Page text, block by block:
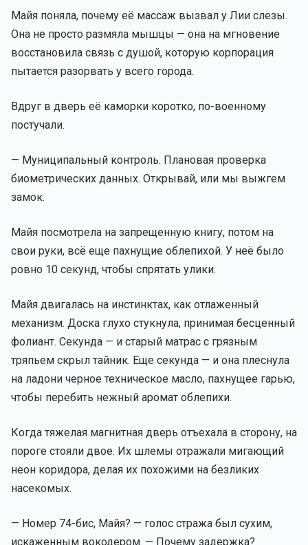
Майя поняла, почему её массаж вызвал у Лии слезы.
Она не просто размяла мышцы — она на мгновение
восстановила связь с душой, которую корпорация
пытается разорвать у всего города.
Вдруг в дверь её каморки коротко, по-военному
постучали.
— Муниципальный контроль. Плановая проверка
биометрических данных. Открывай, или мы выжгем
замок.
Майя посмотрела на запрещенную книгу, потом на
свои руки, всё еще пахнущие облепихой. У неё было
ровно 10 секунд, чтобы спрятать улики.
Майя двигалась на инстинктах, как отлаженный
механизм. Доска глухо стукнула, принимая бесценный
фолиант. Секунда — и старый матрас с грязным
тряпьем скрыл тайник. Еще секунда — и она плеснула
на ладони черное техническое масло, пахнущее гарью,
чтобы перебить нежный аромат облепихи.
Когда тяжелая магнитная дверь отъехала в сторону, на
пороге стояли двое. Их шлемы отражали мигающий
неон коридора, делая их похожими на безликих
насекомых.
— Номер 74-бис, Майя? — голос стража был сухим,
искаженным вокодером. — Почему задержка?